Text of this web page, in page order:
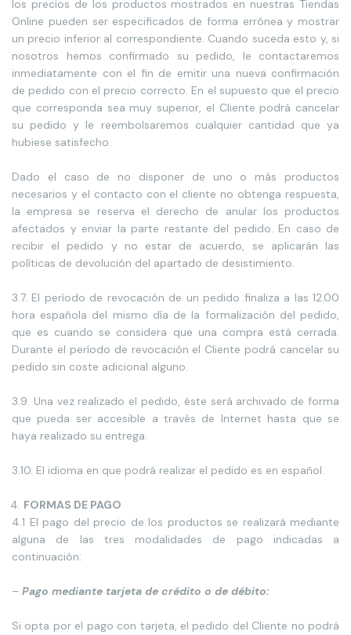
los precios de los productos mostrados en nuestras Tiendas
Online pueden ser especificados de forma errónea y mostrar
un precio inferior al correspondiente. Cuando suceda esto y, si
nosotros hemos confirmado su pedido, le contactaremos
inmediatamente con el fin de emitir una nueva confirmación
de pedido con el precio correcto. En el supuesto que el precio
que corresponda sea muy superior, el Cliente podrá cancelar
su pedido y le reembolsaremos cualquier cantidad que ya
hubiese satisfecho.
Dado el caso de no disponer de uno o más productos
necesarios y el contacto con el cliente no obtenga respuesta,
la empresa se reserva el derecho de anular los productos
afectados y enviar la parte restante del pedido. En caso de
recibir el pedido y no estar de acuerdo, se aplicarán las
políticas de devolución del apartado de desistimiento.
3.7. El período de revocación de un pedido finaliza a las 12.00
hora española del mismo día de la formalización del pedido,
que es cuando se considera que una compra está cerrada.
Durante el período de revocación el Cliente podrá cancelar su
pedido sin coste adicional alguno.
3.9. Una vez realizado el pedido, éste será archivado de forma
que pueda ser accesible a través de Internet hasta que se
haya realizado su entrega.
3.10. El idioma en que podrá realizar el pedido es en español.
FORMAS DE PAGO
4.1 El pago del precio de los productos se realizará mediante
alguna de las tres modalidades de pago indicadas a
continuación:
– Pago mediante tarjeta de crédito o de débito:
Si opta por el pago con tarjeta, el pedido del Cliente no podrá